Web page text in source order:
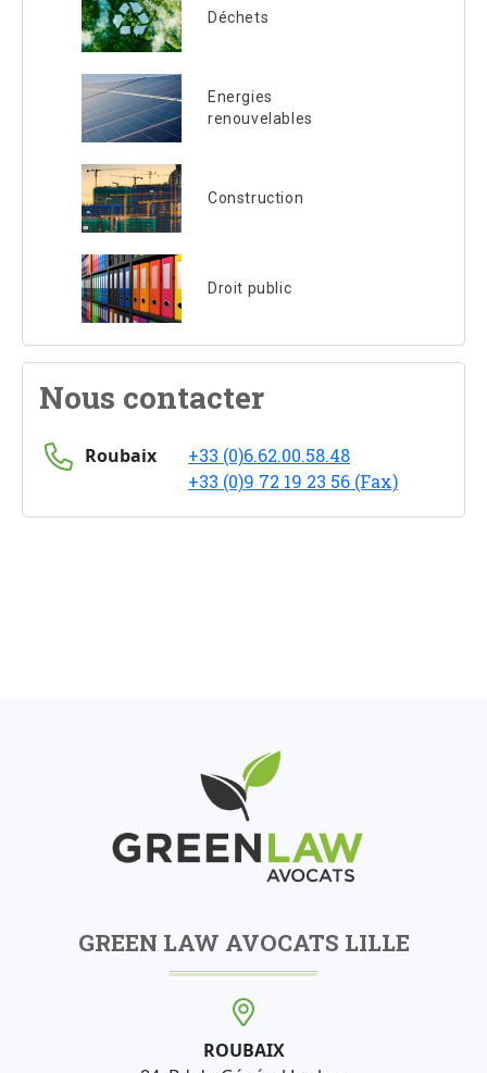
Déchets
Energies
renouvelables
Construction
Droit public
Nous contacter
Roubaix
+33 (0)6.62.00.58.48
+33 (0)9 72 19 23 56 (Fax)
GREEN LAW AVOCATS LILLE
ROUBAIX